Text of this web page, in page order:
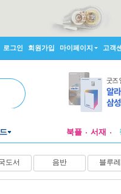
로그인 회원가입 마이페이지 고객
북플 서재
도서 음반 블루레